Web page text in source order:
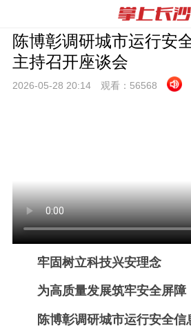
陈博彰调研城市运行安
主持召开座谈会
2026-05-28 20:14 观看： 56568
牢固树立科技兴安理念
为高质量发展筑牢安全屏障
陈博彰调研城市运行安全